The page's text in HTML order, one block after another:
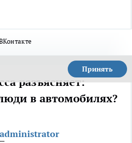
Принять
разъясняет:
в автомобилях?
administrator